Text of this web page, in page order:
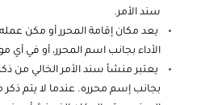
سند الأمر.
يعد مكان إقامة المحرر أو مكن عمله
الأداء بجانب اسم المحرر، أو في أي
يعتبر منشأ سند الأمر الخالي من
بجانب إسم محرره. عندما لا يتم